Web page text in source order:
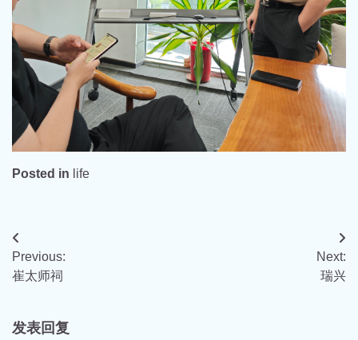
Posted in life
文
章
航
Previous:
崔太师祠
Next:
瑞兴
发表回复